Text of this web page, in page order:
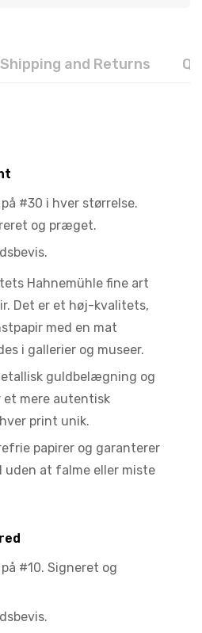
Shipping and Returns
#30 i hver størrelse.
og præget.
Hahnemühle fine art
Det er et høj-kvalitets,
med en mat
i gallerier og museer.
guldbelægning og
et mere autentisk
print unik.
papirer og garanterer
uden at falme eller miste
#10. Signeret og